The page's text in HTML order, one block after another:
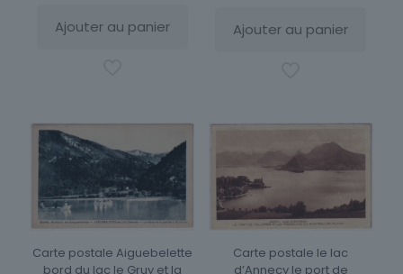
Ajouter au panier Ajouter au panier
Carte postale Aiguebelette
bord du lac le Gruy et la
Carte postale le lac
d’Annecy le port de